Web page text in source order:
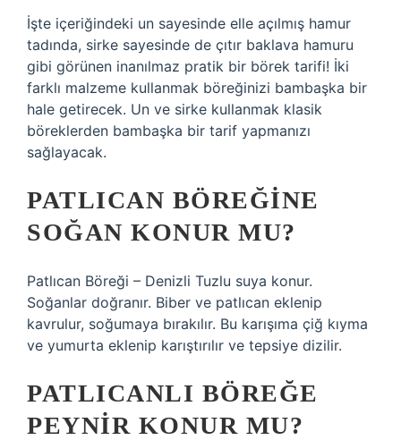
İşte içeriğindeki un sayesinde elle açılmış hamur
tadında, sirke sayesinde de çıtır baklava hamuru
gibi görünen inanılmaz pratik bir börek tarifi! İki
farklı malzeme kullanmak böreğinizi bambaşka bir
hale getirecek. Un ve sirke kullanmak klasik
böreklerden bambaşka bir tarif yapmanızı
sağlayacak.
PATLICAN BÖREĞINE
SOĞAN KONUR MU?
Patlıcan Böreği – Denizli Tuzlu suya konur.
Soğanlar doğranır. Biber ve patlıcan eklenip
kavrulur, soğumaya bırakılır. Bu karışıma çiğ kıyma
ve yumurta eklenip karıştırılır ve tepsiye dizilir.
PATLICANLI BÖREĞE
PEYNIR KONUR MU?